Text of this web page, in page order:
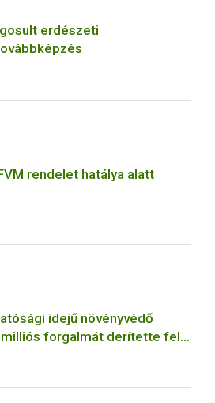
erdészeti
rendelet hatálya alatt
idejű növényvédő
forgalmát derítette fel a